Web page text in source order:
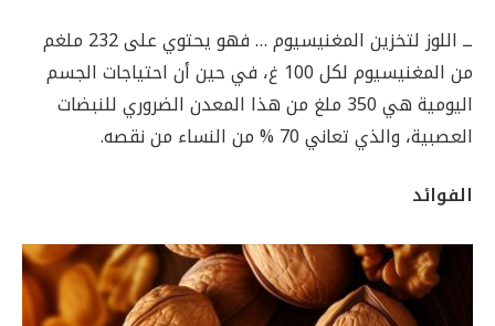
ــ اللوز لتخزين المغنيسيوم … فهو يحتوي على 232 ملغم
من المغنيسيوم لكل 100 غ، في حين أن احتياجات الجسم
اليومية هي 350 ملغ من هذا المعدن الضروري للنبضات
العصبية، والذي تعاني 70 % من النساء من نقصه.
الفوائد